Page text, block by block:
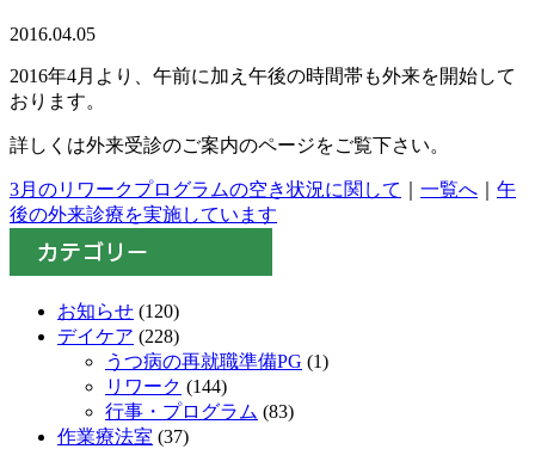
2016.04.05
2016年4月より、午前に加え午後の時間帯も外来を開始して
おります。
詳しくは外来受診のご案内のページをご覧下さい。
3月のリワークプログラムの空き状況に関して 一覧へ
午
後の外来診療を実施しています
お知らせ (120)
デイケア (228)
うつ病の再就職準備PG (1)
リワーク (144)
行事・プログラム (83)
作業療法室 (37)